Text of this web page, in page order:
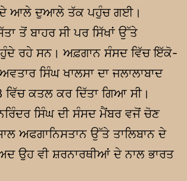
ਦੇ ਆਲੇ ਦੁਆਲੇ ਤੱਕ ਪਹੁੰਚ ਗਈ।
ਤੋਂ ਬਾਹਰ ਸੀ ਪਰ ਸਿੱਖਾਂ ਉੱਤੇ
ਰਹੇ ਸਨ। ਅਫ਼ਗਾਨ ਸੰਸਦ ਵਿੱਚ ਇੱਕੋ-
ਸਿੰਘ ਖਾਲਸਾ ਦਾ ਜਲਾਲਾਬਾਦ
ਵਿੱਚ ਕਤਲ ਕਰ ਦਿੱਤਾ ਗਿਆ ਸੀ।
ਸਿੰਘ ਦੀ ਸੰਸਦ ਮੈਂਬਰ ਵਜੋਂ ਚੋਣ
ਅਫਗਾਨਿਸਤਾਨ ਉੱਤੇ ਤਾਲਿਬਾਨ ਦੇ
ਉਹ ਵੀ ਸ਼ਰਨਾਰਥੀਆਂ ਦੇ ਨਾਲ ਭਾਰਤ